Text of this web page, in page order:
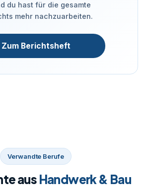
du hast für die gesamte
mehr nachzuarbeiten.
Zum Berichtsheft
Verwandte Berufe
aus Handwerk & Bau